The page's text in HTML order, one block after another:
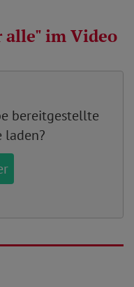
alle" im Video
bereitgestellte
laden?